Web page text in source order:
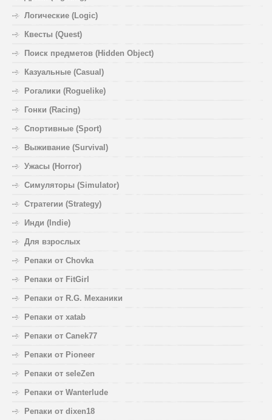
Логические (Logic)
Квесты (Quest)
Поиск предметов (Hidden Object)
Казуальные (Casual)
Рогалики (Roguelike)
Гонки (Racing)
Спортивные (Sport)
Выживание (Survival)
Ужасы (Horror)
Симуляторы (Simulator)
Стратегии (Strategy)
Инди (Indie)
Для взрослых
Репаки от Chovka
Репаки от FitGirl
Репаки от R.G. Механики
Репаки от xatab
Репаки от Canek77
Репаки от Pioneer
Репаки от seleZen
Репаки от Wanterlude
Репаки от dixen18